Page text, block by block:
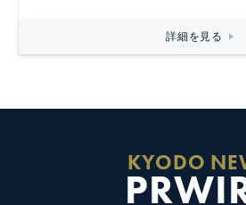
詳細を見る
KYODO